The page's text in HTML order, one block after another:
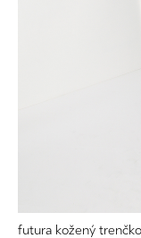
futura kožený